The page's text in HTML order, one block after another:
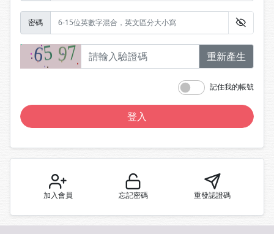
密碼
重新產生
記住我的帳號
登入
加入會員 忘記密碼 重發認證碼